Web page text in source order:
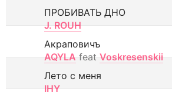
ПРОБИВАТЬ ДНО
J. ROUH
Акраповичъ
AQYLA feat Voskresenskii
Лето с меня
IHY